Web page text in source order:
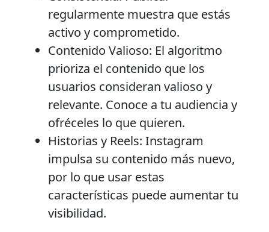
regularmente muestra que estás
activo y comprometido.
Contenido Valioso: El algoritmo
prioriza el contenido que los
usuarios consideran valioso y
relevante. Conoce a tu audiencia y
ofréceles lo que quieren.
Historias y Reels: Instagram
impulsa su contenido más nuevo,
por lo que usar estas
características puede aumentar tu
visibilidad.